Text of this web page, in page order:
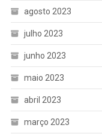
agosto 2023
julho 2023
junho 2023
maio 2023
abril 2023
março 2023